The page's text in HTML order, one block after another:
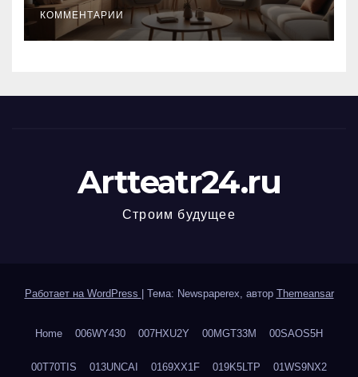
КОММЕНТАРИИ
Artteatr24.ru
Строим будущее
Работает на WordPress Тема: Newspaperex, автор Themeansar
Home 006WY430 007HXU2Y 00MGT33M 00SAOS5H
00T70TIS 013UNCAI 0169XX1F 019K5LTP 01WS9NX2